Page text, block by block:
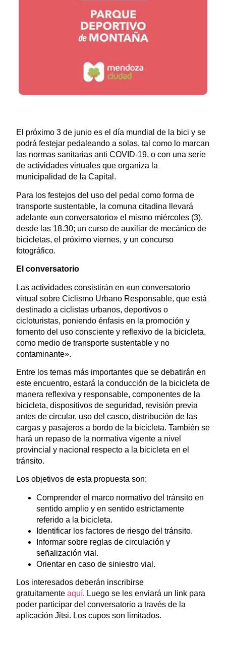
El próximo 3 de junio es el día mundial de la bici y se
podrá festejar pedaleando a solas, tal como lo marcan
las normas sanitarias anti COVID-19, o con una serie
de actividades virtuales que organiza la
municipalidad de la Capital.
Para los festejos del uso del pedal como forma de
transporte sustentable, la comuna citadina llevará
adelante «un conversatorio» el mismo miércoles (3),
desde las 18.30; un curso de auxiliar de mecánico de
bicicletas, el próximo viernes, y un concurso
fotográfico.
El conversatorio
Las actividades consistirán en «un conversatorio
virtual sobre Ciclismo Urbano Responsable, que está
destinado a ciclistas urbanos, deportivos o
cicloturistas, poniendo énfasis en la promoción y
fomento del uso consciente y reflexivo de la bicicleta,
como medio de transporte sustentable y no
contaminante».
Entre los temas más importantes que se debatirán en
este encuentro, estará la conducción de la bicicleta de
manera reflexiva y responsable, componentes de la
bicicleta, dispositivos de seguridad, revisión previa
antes de circular, uso del casco, distribución de las
cargas y pasajeros a bordo de la bicicleta. También se
hará un repaso de la normativa vigente a nivel
provincial y nacional respecto a la bicicleta en el
tránsito.
Los objetivos de esta propuesta son:
Comprender el marco normativo del tránsito en
sentido amplio y en sentido estrictamente
referido a la bicicleta.
Identificar los factores de riesgo del tránsito.
Informar sobre reglas de circulación y
señalización vial.
Orientar en caso de siniestro vial.
Los interesados deberán inscribirse
gratuitamente aquí. Luego se les enviará un link para
poder participar del conversatorio a través de la
aplicación Jitsi. Los cupos son limitados.